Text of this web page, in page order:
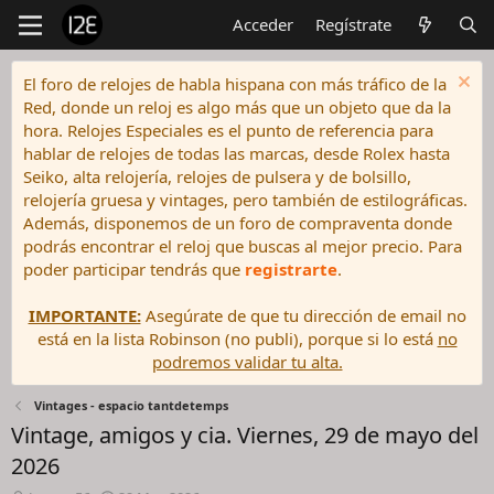
Acceder Regístrate
El foro de relojes de habla hispana con más tráfico de la
Red, donde un reloj es algo más que un objeto que da la
hora. Relojes Especiales es el punto de referencia para
hablar de relojes de todas las marcas, desde Rolex hasta
Seiko, alta relojería, relojes de pulsera y de bolsillo,
relojería gruesa y vintages, pero también de estilográficas.
Además, disponemos de un foro de compraventa donde
podrás encontrar el reloj que buscas al mejor precio. Para
poder participar tendrás que registrarte.
IMPORTANTE:Asegúrate de que tu dirección de email no
está en la lista Robinson (no publi), porque si lo está no
podremos validar tu alta.
Vintages - espacio tantdetemps
Vintage, amigos y cia. Viernes, 29 de mayo del
2026